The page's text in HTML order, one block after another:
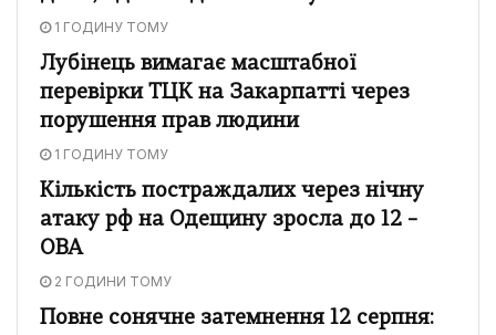
1 ГОДИНУ ТОМУ
Лубінець вимагає масштабної
перевірки ТЦК на Закарпатті через
порушення прав людини
1 ГОДИНУ ТОМУ
Кількість постраждалих через нічну
атаку рф на Одещину зросла до 12 –
ОВА
2 ГОДИНИ ТОМУ
Повне сонячне затемнення 12 серпня: